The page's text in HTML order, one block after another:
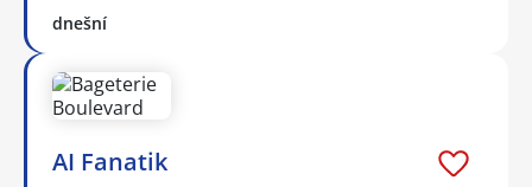
dnešní
AI Fanatik